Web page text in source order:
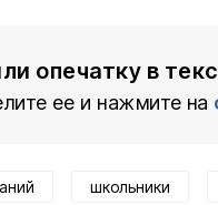
опечатку в
ее и нажмите на
школьники